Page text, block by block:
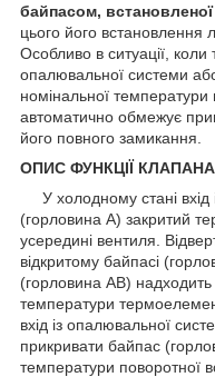
байпасом,
цього його встановлення
Особливо в ситуації,
опалювальної системи
номінальної
автоматично обмежує
його повного замикання.
ОПИС ФУНКЦІЇ КЛАПАНА
У холодному стані вхід
(горловина А) закритий
усередині вентиля.
відкритому байпасі
(горловина АВ) надходить
температури
вхід із опалювальної
прикривати байпас
температури поворотної